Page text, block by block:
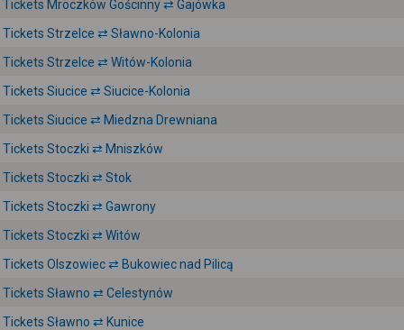
Tickets Mroczków Gościnny ⇄ Gajówka
Tickets Strzelce ⇄ Sławno-Kolonia
Tickets Strzelce ⇄ Witów-Kolonia
Tickets Siucice ⇄ Siucice-Kolonia
Tickets Siucice ⇄ Miedzna Drewniana
Tickets Stoczki ⇄ Mniszków
Tickets Stoczki ⇄ Stok
Tickets Stoczki ⇄ Gawrony
Tickets Stoczki ⇄ Witów
Tickets Olszowiec ⇄ Bukowiec nad Pilicą
Tickets Sławno ⇄ Celestynów
Tickets Sławno ⇄ Kunice